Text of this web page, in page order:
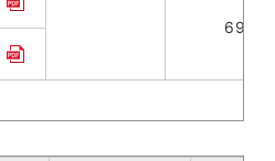
69